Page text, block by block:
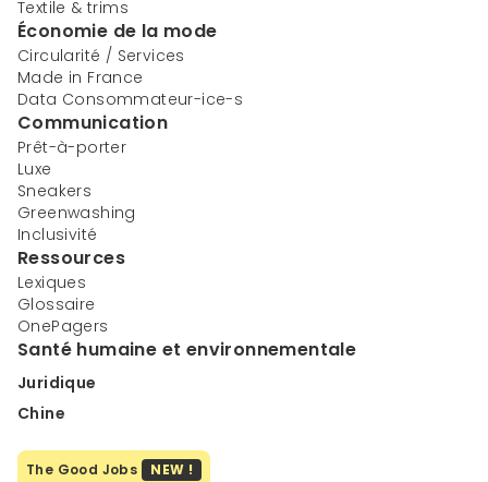
Textile & trims
Économie de la mode
Circularité / Services
Made in France
Data Consommateur-ice-s
Communication
Prêt-à-porter
Luxe
Sneakers
Greenwashing
Inclusivité
Ressources
Lexiques
Glossaire
OnePagers
Santé humaine et environnementale
Juridique
Chine
The Good Jobs NEW !